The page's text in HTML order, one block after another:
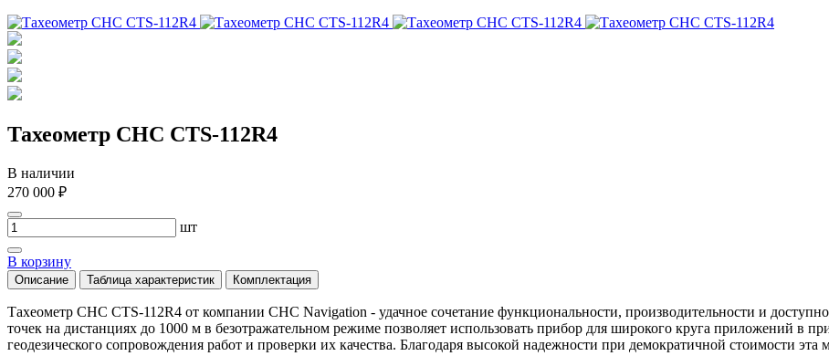
Тахеометр CHC CTS-112R4
В наличии
270 000 ₽
шт
В корзину
Описание Таблица характеристик Комплектация
Тахеометр CHC CTS-112R4 от компании CHC Navigation - удачное сочетание функциональности, производительности и
точек на дистанциях до 1000 м в безотражательном режиме позволяет использовать прибор для широкого круга приложений в
геодезического сопровождения работ и проверки их качества. Благодаря высокой надежности при демократичной стоимости